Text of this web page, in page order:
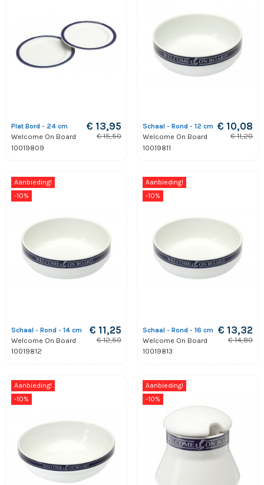
Plat Bord - 24 cm
Welcome On Board
10019809
€ 13,95
€ 15,50
Schaal - Rond - 12 cm
Welcome On Board
10019811
€ 10,08
€ 11,20
Aanbieding!
-10%
Schaal - Rond - 14 cm
Welcome On Board
10019812
€ 11,25
€ 12,50
Aanbieding!
-10%
Schaal - Rond - 16 cm
Welcome On Board
10019813
€ 13,32
€ 14,80
Aanbieding!
-10%
Aanbieding!
-10%